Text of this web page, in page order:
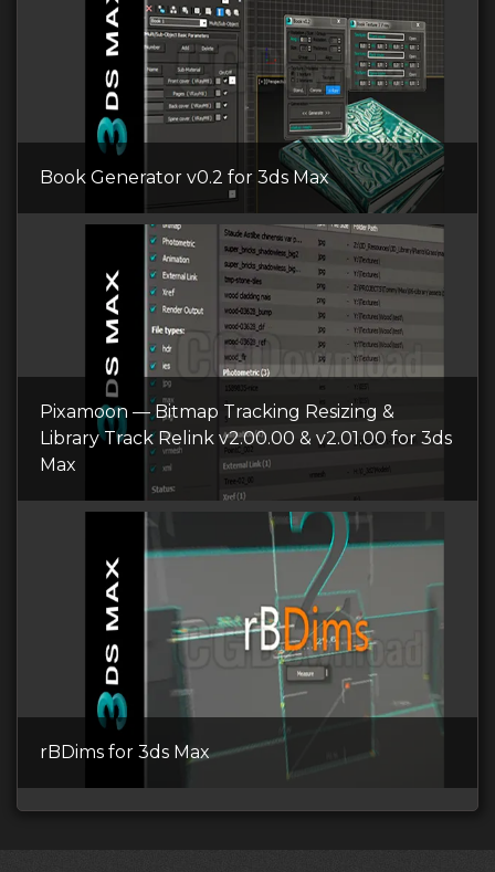
Book Generator v0.2 for 3ds Max
Pixamoon — Bitmap Tracking Resizing &
Library Track Relink v2.00.00 & v2.01.00 for 3ds
Max
rBDims for 3ds Max